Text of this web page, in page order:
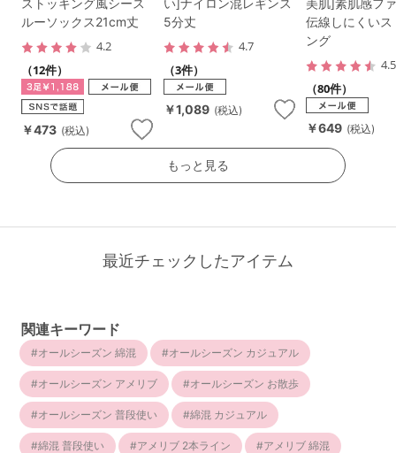
ストッキング風シース
ルーソックス21cm丈
4.2
（12件）
￥473 (税込)
い]ナイロン混レギンス
5分丈
4.7
（3件）
￥1,089 (税込)
美肌]素肌感フ
伝線しにくいス
ング
4.5
（80件）
￥649 (税込)
もっと見る
最近チェックしたアイテム
関連キーワード
オールシーズン 綿混 オールシーズン カジュアル
オールシーズン アメリブ オールシーズン お散歩
オールシーズン 普段使い 綿混 カジュアル
綿混 普段使い アメリブ 2本ライン アメリブ 綿混